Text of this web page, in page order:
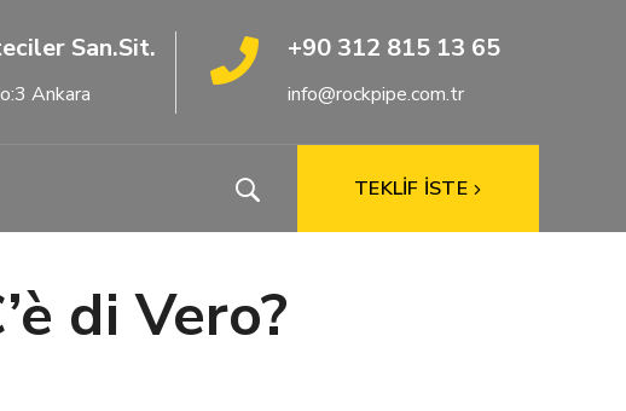
San.Sit.
Ankara
+90 312 815 13 65
info@rockpipe.com.tr
TEKLİF İSTE
di Vero?